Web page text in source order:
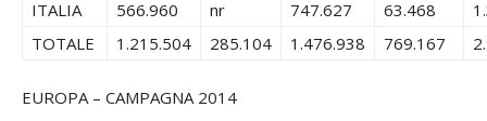
ITALIA
566.960 nr 747.627 63.468
TOTALE
1.215.504 285.104 1.476.938 769.167
EUROPA – CAMPAGNA 2014